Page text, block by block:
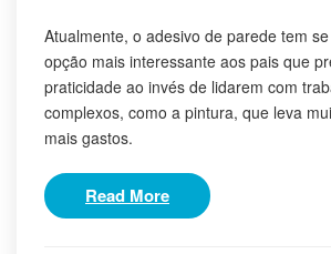
Atualmente, o adesivo de parede tem
opção mais interessante aos pais que
praticidade ao invés de lidarem com
complexos, como a pintura, que leva
mais gastos.
Read More